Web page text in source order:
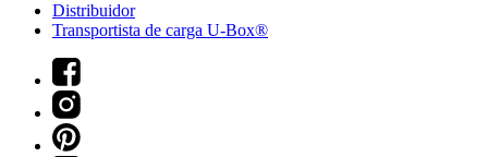
Distribuidor
Transportista de carga U-Box®